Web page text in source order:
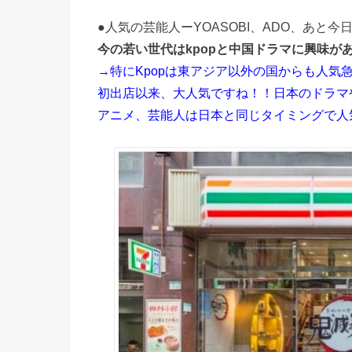
●人気の芸能人ーYOASOBI、ADO、あと今
今の若い世代はkpopと中国ドラマに興味が
→特にKpopは東アジア以外の国からも人気
初出店以来、大人気ですね！！日本のドラ
アニメ、芸能人は日本と同じタイミングで